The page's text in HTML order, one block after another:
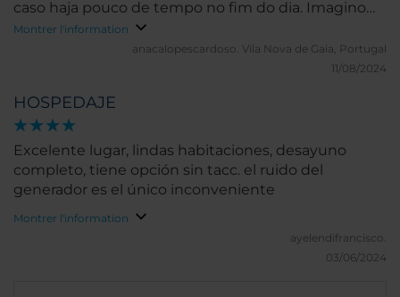
caso haja pouco de tempo no fim do dia. Imagino
também que seja uma boa opção para turismo, a
avaliar pela frequência de hóspedes. As casas de
banho mereciam ser melhoradas, sendo apenas
Montrer l'information
anacalopescardoso. Vila Nova de Gaia, Portugal
11/08/2024
HOSPEDAJE
Excelente lugar, lindas habitaciones, desayuno
completo, tiene opción sin tacc. el ruido del
generador es el único inconveniente
Montrer l'information
ayelendifrancisco.
03/06/2024